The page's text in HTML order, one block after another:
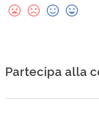
Partecipa alla